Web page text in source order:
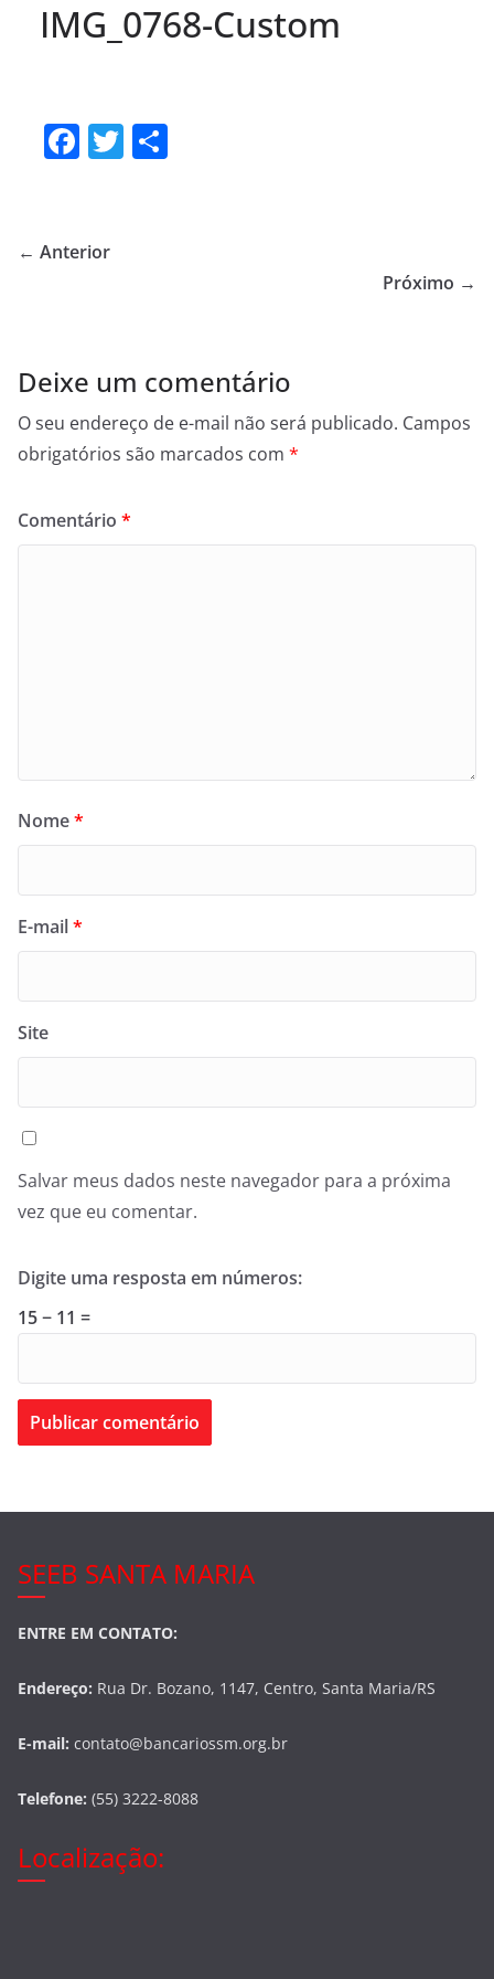
IMG_0768-Custom
F
e
k
T
← Anterior
Próximo →
Deixe um comentário
O seu endereço de e-mail não será publicado. Campos
obrigatórios são marcados com *
Comentário *
Nome*
E-mail*
Site
Salvar meus dados neste navegador para a próxima
vez que eu comentar.
Digite uma resposta em números:
15 − 11 =
SEEB SANTA MARIA
ENTRE EM CONTATO:
Endereço: Rua Dr. Bozano, 1147, Centro, Santa Maria/RS
E-mail: contato@bancariossm.org.br
Telefone: (55) 3222-8088
Localização: